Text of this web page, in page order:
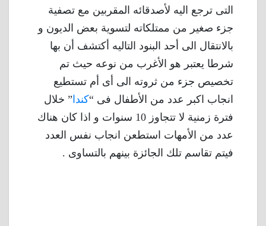
التى ترجع اليه لأصدقائه المقربين مع تصفية
جزء صغير من ممتلكاته لتسوية بعض الديون و
بالانتقال الى أحد البنود التاليه أكتشف أن بها
شرطا يعتبر هو الأغرب من نوعه حيث تم
تخصيص جزء من ثروته الى أى أم تستطيع
انجاب اكبر عدد من الأطفال فى “كندا” خلال
فترة زمنية لا تتجاوز 10 سنوات و اذا كان هناك
عدد من الأمهات استطعن انجاب نفس العدد
فيتم تقاسم تلك الجائزة بينهم بالتساوى .